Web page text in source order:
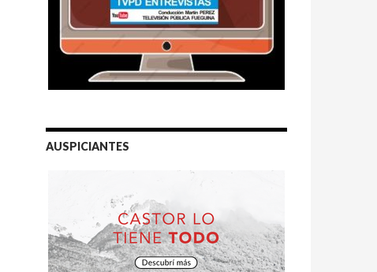
AUSPICIANTES